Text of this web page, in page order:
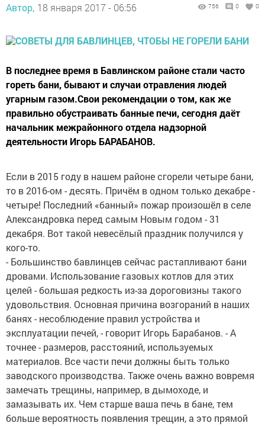
Автор, 18 января 2017 - 06:56 756 0 0
В последнее время в Бавлинском районе стали часто
гореть бани, бывают и случаи отравления людей
угарным газом.Свои рекомендации о том, как же
правильно обустраивать банные печи, сегодня даёт
начальник межрайонного отдела надзорной
деятельности Игорь БАРАБАНОВ.
Если в 2015 году в нашем районе сгорели четыре бани,
то в 2016-ом - десять. Причём в одном только декабре -
четыре! Последний «банный» пожар произошёл в селе
Александровка перед самым Новым годом - 31
декабря. Вот такой невесёлый праздник получился у
кого-то.
- Большинство бавлинцев сейчас растапливают бани
дровами. Использование газовых котлов для этих
целей - большая редкость из-за дороговизны такого
удовольствия. Основная причина возгораний в наших
банях - несоблюдение правил устройства и
эксплуатации печей, - говорит Игорь Барабанов. - А
точнее - размеров, расстояний, используемых
материалов. Все части печи должны быть только
заводского производства. Также очень важно вовремя
замечать трещины, например, в дымоходе, и
замазывать их. Чем старше ваша печь в бане, тем
больше вероятность появления трещин, а это прямой